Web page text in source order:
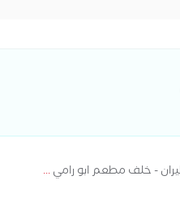
- خلف مطعم ابو رامي...